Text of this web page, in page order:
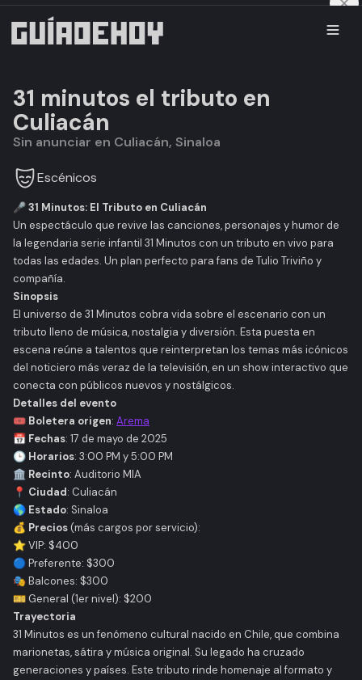
31 minutos el tributo en
Culiacán
Sin anunciar en Culiacán, Sinaloa
Escénicos
🎤 31 Minutos: El Tributo en Culiacán
Un espectáculo que revive las canciones, personajes y humor de
la legendaria serie infantil 31 Minutos con un tributo en vivo para
todas las edades. Un plan perfecto para fans de Tulio Triviño y
compañía.
Sinopsis
El universo de 31 Minutos cobra vida sobre el escenario con un
tributo lleno de música, nostalgia y diversión. Esta puesta en
escena reúne a talentos que reinterpretan los temas más icónicos
del noticiero más veraz de la televisión, en un show interactivo que
conecta con públicos nuevos y nostálgicos.
Detalles del evento
🎟️ Boletera origen: Arema
📅 Fechas: 17 de mayo de 2025
🕒 Horarios: 3:00 PM y 5:00 PM
🏛️ Recinto: Auditorio MIA
📍 Ciudad: Culiacán
🌎 Estado: Sinaloa
💰 Precios(más cargos por servicio):
⭐ VIP: $400
🔵 Preferente: $300
🎭 Balcones: $300
🎫 General (1er nivel): $200
Trayectoria
31 Minutos es un fenómeno cultural nacido en Chile, que combina
marionetas, sátira y música original. Su legado ha cruzado
generaciones y países. Este tributo rinde homenaje al formato y